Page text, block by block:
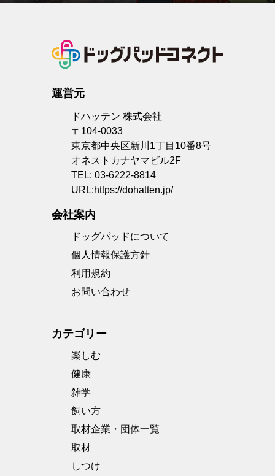
夫？人間用おせちの危険性と安全
にする？
運営元
ドハッテン 株式会社
〒104-0033
東京都中央区新川1丁目10番8号
オネストカナヤマビル2F
TEL: 03-6222-8814
URL:https://dohatten.jp/
会社案内
ドッグパッドについて
個人情報保護方針
利用規約
お問い合わせ
カテゴリー
楽しむ
健康
雑学
飼い方
取材企業・団体一覧
取材
しつけ